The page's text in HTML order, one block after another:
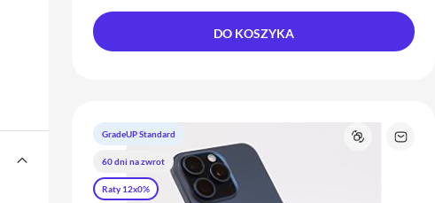
DO KOSZYKA
GradeUP Standard
60 dni na zwrot
Raty 12x0%
PorównajZapytaj